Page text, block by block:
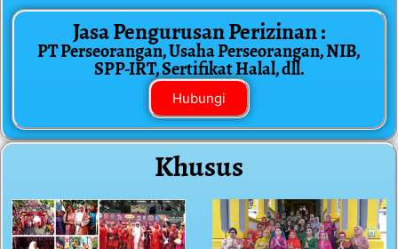
Jasa Pengurusan Perizinan :
PT Perseorangan, Usaha Perseorangan, NIB,
SPP-IRT, Sertifikat Halal, dll.
Hubungi
Khusus